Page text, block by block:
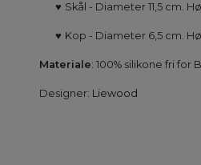
♥ Skål - Diameter 11,5 cm.
♥ Kop - Diameter 6,5 cm.
Materiale: 100% silikone fri for
Designer: Liewood